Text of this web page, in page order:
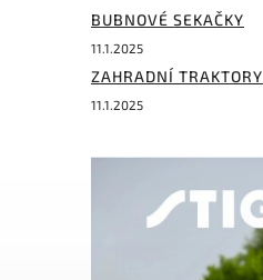
BUBNOVÉ SEKAČKY
11.1.2025
ZAHRADNÍ TRAKTORY
11.1.2025